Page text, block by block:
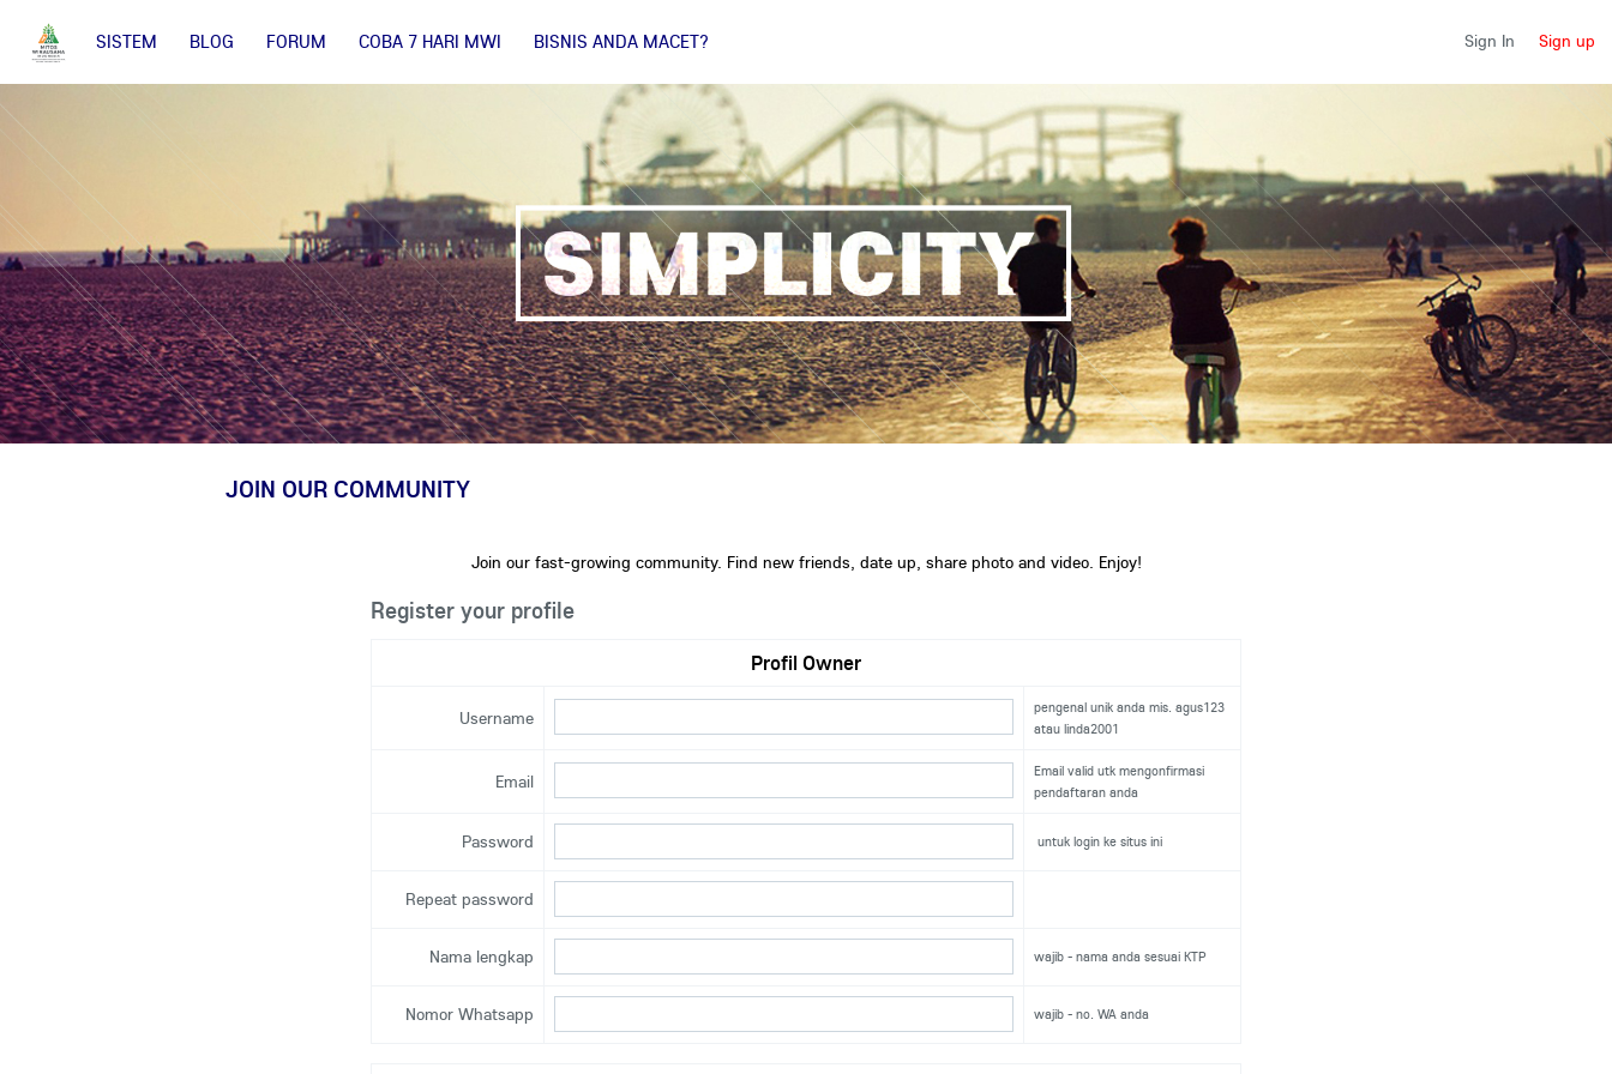
Sign In Sign up
SISTEM BLOG FORUM COBA 7 HARI MWI BISNIS ANDA MACET?
JOIN OUR COMMUNITY
Join our fast-growing community. Find new friends, date up, share photo and video. Enjoy!
Register your profile
Profil Owner
Username
pengenal unik anda mis. agus123
atau linda2001
Email
Email valid utk mengonfirmasi
pendaftaran anda
Password untuk login ke situs ini
Repeat password
Nama lengkap wajib - nama anda sesuai KTP
Nomor Whatsapp wajib - no. WA anda